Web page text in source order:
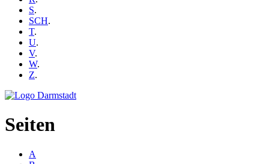
S.
SCH.
T.
U.
V.
W.
Z.
Seiten
A